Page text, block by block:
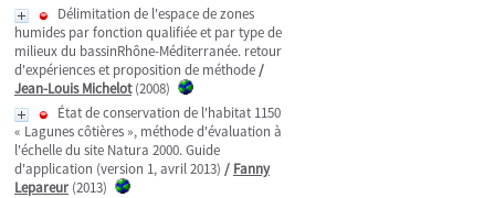
Délimitation de l'espace de zones
humides par fonction qualifiée et par type de
milieux du bassinRhône-Méditerranée. retour
d'expériences et proposition de méthode/
Jean-Louis Michelot(2008)
État de conservation de l'habitat 1150
« Lagunes côtières », méthode d'évaluation à
l'échelle du site Natura 2000. Guide
d'application (version 1, avril 2013) / Fanny
Lepareur (2013)